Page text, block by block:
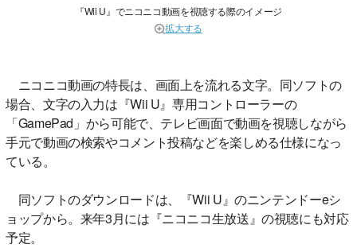
『Wii U』でニコニコ動画を視聴する際のイメージ
拡大する
ニコニコ動画の特長は、画面上を流れる文字。同ソフトの
場合、文字の入力は『Wii U』専用コントローラーの
「GamePad」から可能で、テレビ画面で動画を視聴しながら
手元で動画の検索やコメント投稿などを楽しめる仕様になっ
ている。
同ソフトのダウンロードは、『Wii U』のニンテンドーeシ
ョップから。来年3月には『ニコニコ生放送』の視聴にも対応
予定。